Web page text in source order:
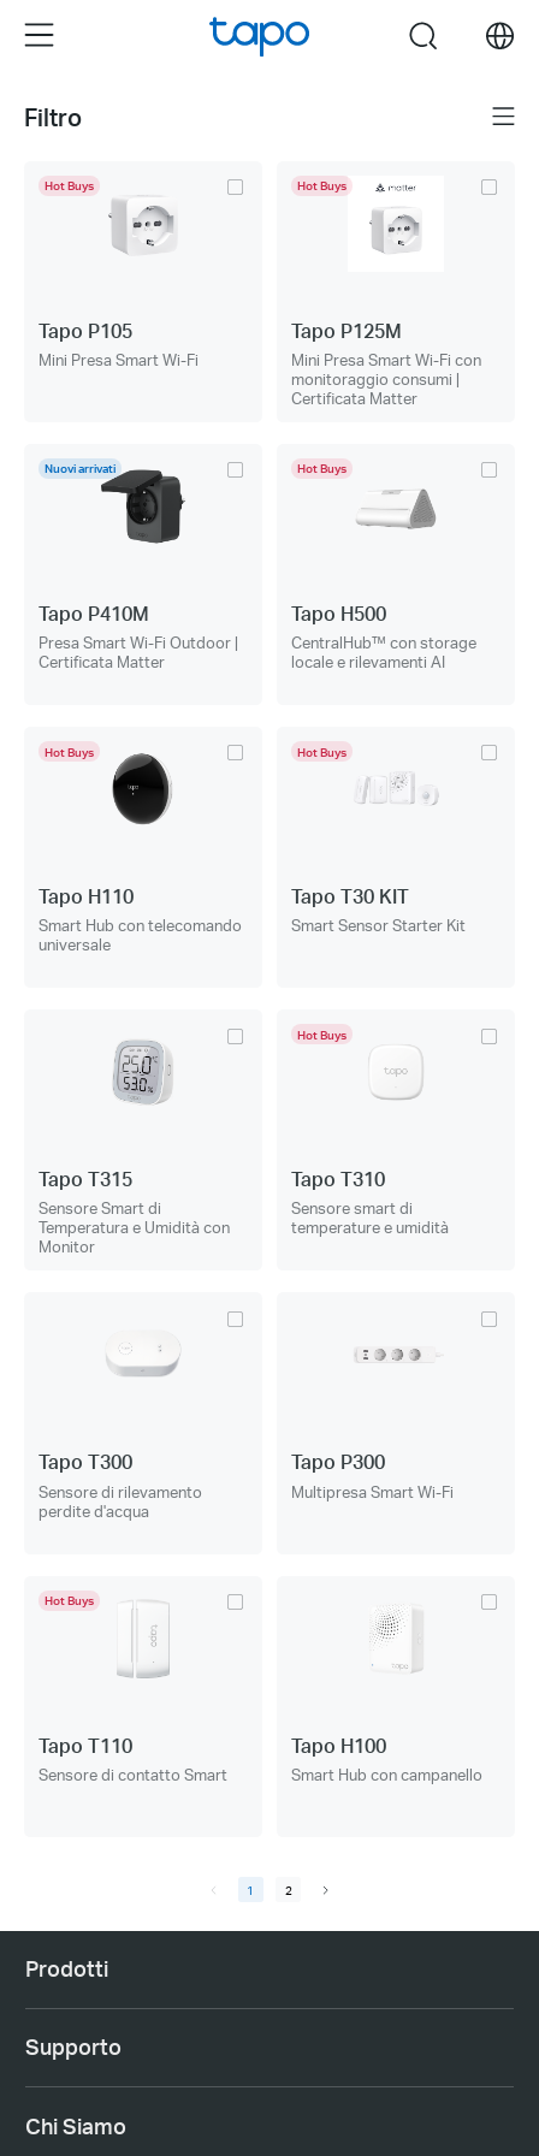
the
Menu search
Filtro Menu
Hot Buys
Tapo P105
Mini Presa Smart Wi-Fi
Hot Buys
Tapo P125M
Mini Presa Smart Wi-Fi con
monitoraggio consumi |
Certificata Matter
Nuovi arrivati
Tapo P410M
Presa Smart Wi-Fi Outdoor |
Certificata Matter
Hot Buys
Tapo H500
CentralHub™ con storage
locale e rilevamenti AI
Hot Buys
Tapo H110
Smart Hub con telecomando
universale
Hot Buys
Tapo T30 KIT
Smart Sensor Starter Kit
Tapo T315
Sensore Smart di
Temperatura e Umidità con
Monitor
Hot Buys
Tapo T310
Sensore smart di
temperature e umidità
Tapo T300
Sensore di rilevamento
perdite d'acqua
Tapo P300
Multipresa Smart Wi-Fi
Hot Buys
Tapo T110
Sensore di contatto Smart
Tapo H100
Smart Hub con campanello
1 2
Prodotti
Supporto
Chi Siamo